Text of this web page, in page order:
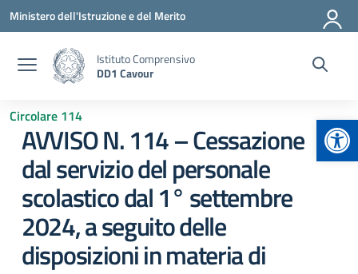
Vai ai contenuti
Vai al menu di navigazione
Vai al footer
Ministero dell'Istruzione e del Merito
Istituto Comprensivo
DD1 Cavour
Circolare 114
AVVISO N. 114 – Cessazione
dal servizio del personale
scolastico dal 1° settembre
2024, a seguito delle
disposizioni in materia di